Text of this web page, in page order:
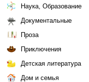
Наука, Образование
Документальные
Проза
Приключения
Детская литература
Дом и семья